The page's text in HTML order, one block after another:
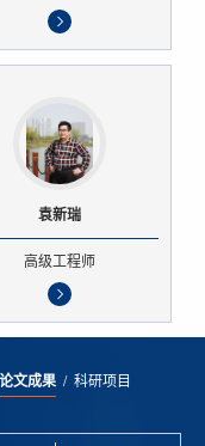
袁新瑞
高级工程师
论文成果/ 科研项目